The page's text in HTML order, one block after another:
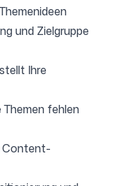
und Zielgruppe
Ihre
Themen fehlen
Content-